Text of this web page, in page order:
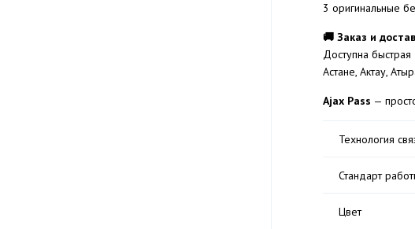
3 оригинальные
🚚 Заказ и
Доступна
Астане, Актау,
Ajax Pass —
Технология
Стандарт
Цвет